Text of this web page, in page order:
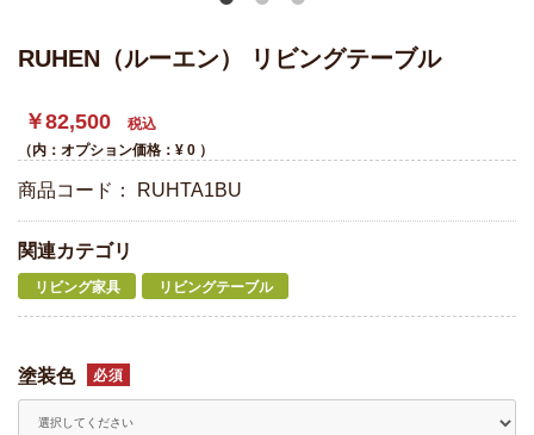
RUHEN（ルーエン） リビングテーブル
￥82,500
税込
（内：オプション価格：¥ 0 ）
商品コード： RUHTA1BU
関連カテゴリ
リビング家具 リビングテーブル
塗装色 必須